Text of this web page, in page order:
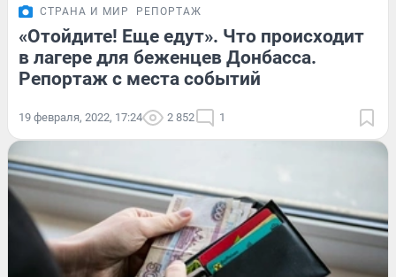
СТРАНА И МИР РЕПОРТАЖ
«Отойдите! Еще едут». Что происходит
в лагере для беженцев Донбасса.
Репортаж с места событий
19 февраля, 2022, 17:24 2 852 1